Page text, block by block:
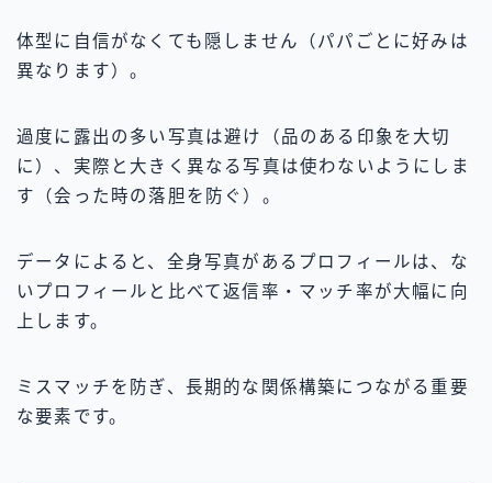
体型に自信がなくても隠しません（パパごとに好みは
異なります）。
過度に露出の多い写真は避け（品のある印象を大切
に）、実際と大きく異なる写真は使わないようにしま
す（会った時の落胆を防ぐ）。
データによると、全身写真があるプロフィールは、な
いプロフィールと比べて返信率・マッチ率が大幅に向
上します。
ミスマッチを防ぎ、長期的な関係構築につながる重要
な要素です。